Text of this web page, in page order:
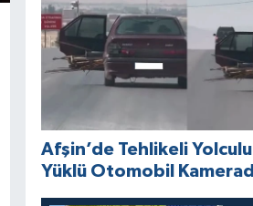
Afşin’de Tehlikeli
Yüklü Otomobil